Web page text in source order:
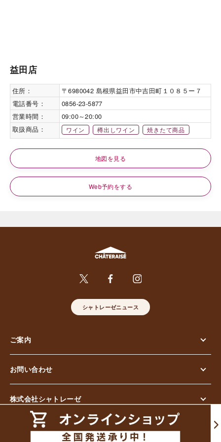
益田店
住所：
〒6980042 島根県益田市中吉田町１０８５ー７
電話番号：
0856-23-5877
営業時間：
09:00～20:00
取扱商品：
ワイン 樽出しワイン 焼きたて商品
地図を見る
Web予約をする
シャトレーゼニュース
ご案内
お問い合わせ
株式会社シャトレーゼ
© Chateraise Co.,Ltd. All Rights Reserved.